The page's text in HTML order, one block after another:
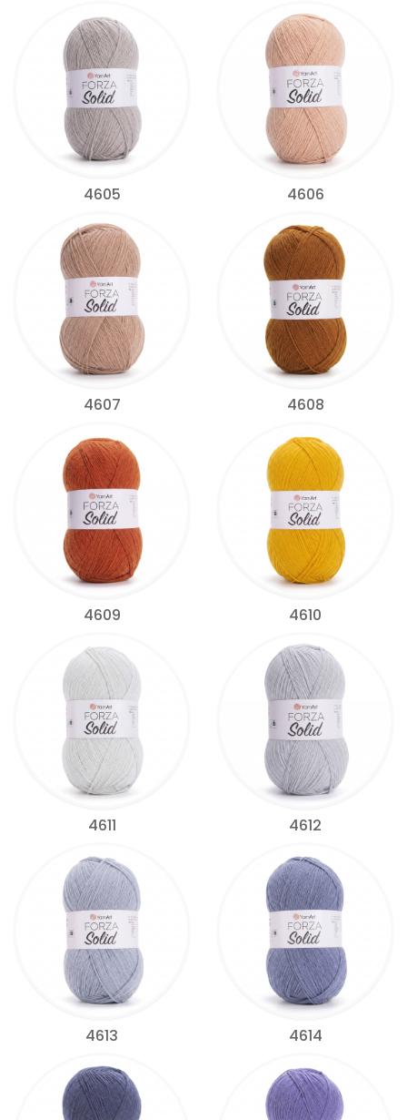
4605 4606
4607 4608
4609 4610
4611 4612
4613 4614